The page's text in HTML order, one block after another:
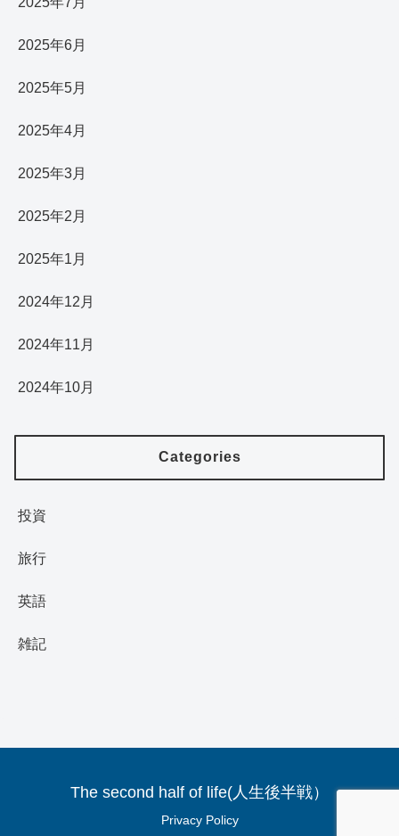
2025年6月
2025年5月
2025年4月
2025年3月
2025年2月
2025年1月
2024年12月
2024年11月
2024年10月
Categories
投資
旅行
英語
雑記
The second half of life(人生後半戦）
Privacy Policy